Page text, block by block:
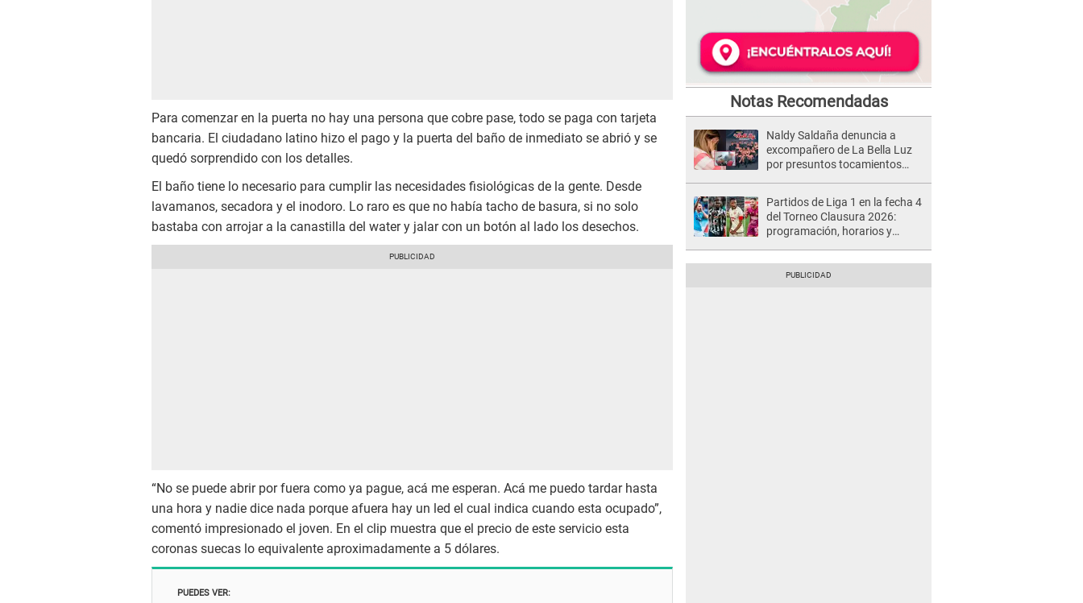
Para comenzar en la puerta no hay una persona que cobre pase, todo se paga con tarjeta
bancaria. El ciudadano latino hizo el pago y la puerta del baño de inmediato se abrió y se
quedó sorprendido con los detalles.
El baño tiene lo necesario para cumplir las necesidades fisiológicas de la gente. Desde
lavamanos, secadora y el inodoro. Lo raro es que no había tacho de basura, si no solo
bastaba con arrojar a la canastilla del water y jalar con un botón al lado los desechos.
“No se puede abrir por fuera como ya pague, acá me esperan. Acá me puedo tardar hasta
una hora y nadie dice nada porque afuera hay un led el cual indica cuando esta ocupado”,
comentó impresionado el joven. En el clip muestra que el precio de este servicio esta
coronas suecas lo equivalente aproximadamente a 5 dólares.
PUEDES VER:
Notas Recomendadas
Naldy Saldaña denuncia a
excompañero de La Bella Luz
por presuntos tocamientos
Partidos de Liga 1 en la fecha 4
del Torneo Clausura 2026:
programación, horarios y